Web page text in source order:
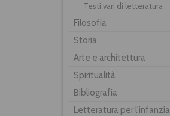
Testi vari di letteratura
Filosofia
Storia
Arte e architettura
Spiritualità
Bibliografia
Letteratura per l'infanzia